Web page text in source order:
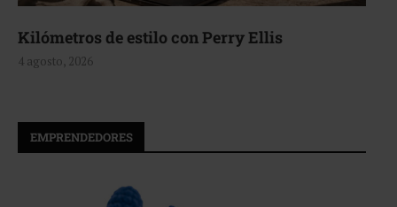
Kilómetros de estilo con Perry Ellis
4 agosto, 2026
EMPRENDEDORES